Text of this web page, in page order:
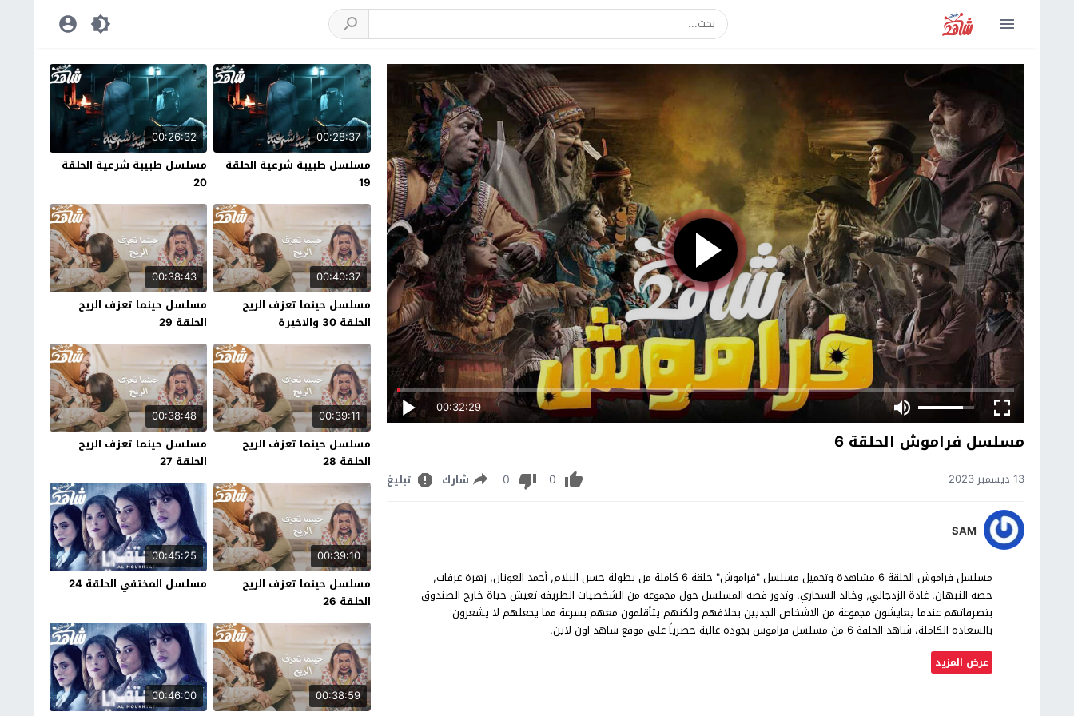
00:32:29
مسلسل فراموش الحلقة 6
13 ديسمبر 2023 0
0 شارك تبليغ
SAM
مسلسل فراموش الحلقة 6 مشاهدة وتحميل مسلسل "فراموش" حلقة 6 كاملة من بطولة حسن البلام, أحمد العونان, زهرة عرفات,
حصة النبهان, غادة الزدجالي, وخالد السجاري, وتدور قصة المسلسل حول مجموعة من الشخصيات الطريفة تعيش حياة خارج الصندوق
بتصرفاتهم عندما يعايشون مجموعة من الاشخاص الجديين بخلافهم ولكنهم يتأقلمون معهم بسرعة مما يجعلهم لا يشعرون
بالسعادة الكاملة، شاهد الحلقة 6 من مسلسل فراموش بجودة عالية حصرياً على موقع شاهد اون لاين.
عرض المزيد
00:28:37
مسلسل طبيبة شرعية الحلقة
19
00:26:32
مسلسل طبيبة شرعية الحلقة
20
00:40:37
مسلسل حينما تعزف الريح
الحلقة 30 والاخيرة
00:38:43
مسلسل حينما تعزف الريح
الحلقة 29
00:39:11
مسلسل حينما تعزف الريح
الحلقة 28
00:38:48
مسلسل حينما تعزف الريح
الحلقة 27
00:39:10
مسلسل حينما تعزف الريح
الحلقة 26
00:45:25
مسلسل المختفي الحلقة 24
00:38:59
00:46:00